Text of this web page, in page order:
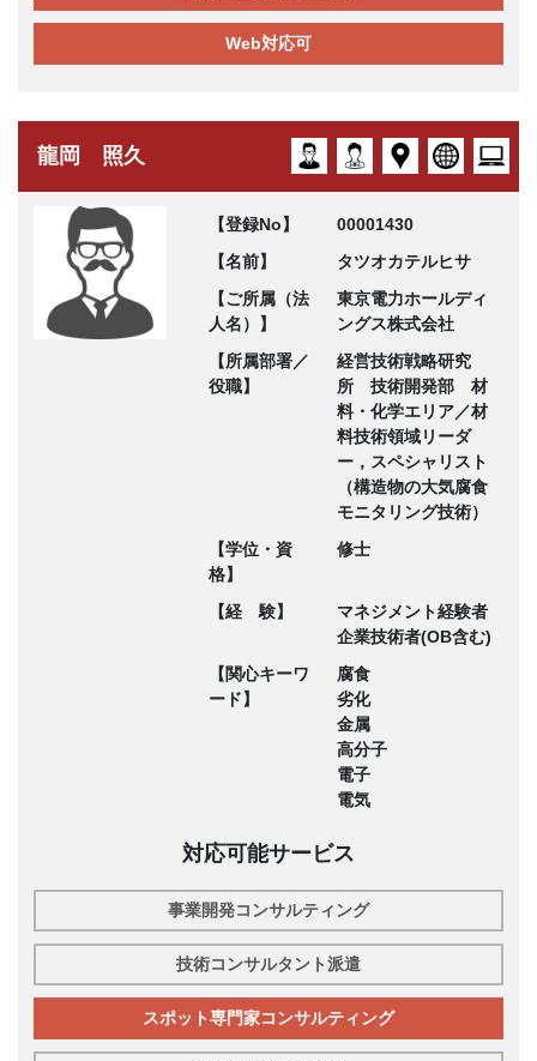
Web対応可
龍岡 照久
【登録No】
00001430
【名前】
タツオカテルヒサ
【ご所属（法
人名）】
東京電力ホールディ
ングス株式会社
【所属部署／
役職】
経営技術戦略研究
所 技術開発部 材
料・化学エリア／材
料技術領域リーダ
ー，スペシャリスト
（構造物の大気腐食
モニタリング技術）
【学位・資
格】
修士
【経 験】
マネジメント経験者
企業技術者(OB含む)
【関心キーワ
ード】
腐食
劣化
金属
高分子
電子
電気
対応可能サービス
事業開発コンサルティング
技術コンサルタント派遣
スポット専門家コンサルティング